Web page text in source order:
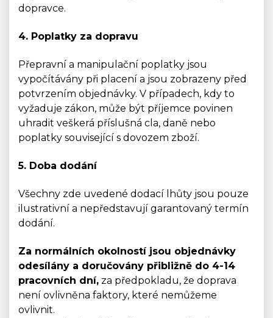
dopravce.
4. Poplatky za dopravu
Přepravní a manipulační poplatky jsou
vypočítávány při placení a jsou zobrazeny před
potvrzením objednávky. V případech, kdy to
vyžaduje zákon, může být příjemce povinen
uhradit veškerá příslušná cla, daně nebo
poplatky související s dovozem zboží.
5. Doba dodání
Všechny zde uvedené dodací lhůty jsou pouze
ilustrativní a nepředstavují garantovaný termín
dodání.
Za normálních okolností jsou objednávky
odesílány a doručovány přibližně do 4-14
pracovních dní, za předpokladu, že doprava
není ovlivněna faktory, které nemůžeme
ovlivnit.